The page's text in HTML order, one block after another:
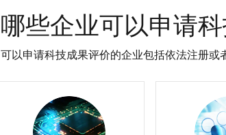
哪些企业可以申请
可以申请科技成果评价的企业包括依法注册